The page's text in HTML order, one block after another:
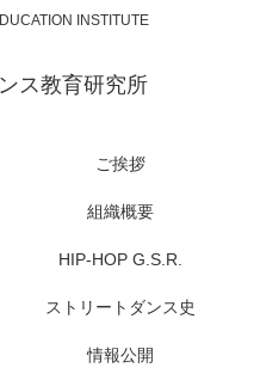
INSTITUTE
ス教育研究所
ご挨拶
組織概要
HIP-HOP G.S.R.
ストリートダンス史
情報公開